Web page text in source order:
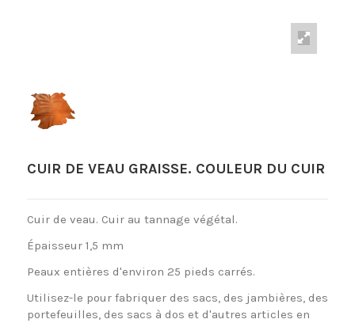
CUIR DE VEAU GRAISSE. COULEUR DU CUIR
Cuir de veau. Cuir au tannage végétal.
Épaisseur 1,5 mm
Peaux entières d'environ 25 pieds carrés.
Utilisez-le pour fabriquer des sacs, des jambières, des
portefeuilles, des sacs à dos et d'autres articles en